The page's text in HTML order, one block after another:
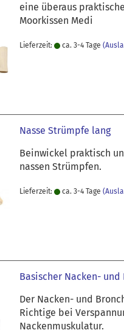
eine überaus
Moorkissen Medi
Lieferzeit: ca. 3-4 Tage
Nasse Strümpfe lang
Beinwickel praktisch
nassen Strümpfen.
Lieferzeit: ca. 3-4 Tage
Basischer Nacken-
Der Nacken- und
Richtige bei
Nackenmuskulatur.